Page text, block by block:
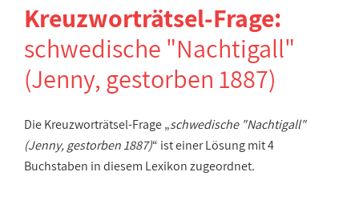
Kreuzworträtsel-Frage:
schwedische "Nachtigall"
(Jenny, gestorben 1887)
Die Kreuzworträtsel-Frage „schwedische "Nachtigall"
(Jenny, gestorben 1887)“ ist einer Lösung mit 4
Buchstaben in diesem Lexikon zugeordnet.